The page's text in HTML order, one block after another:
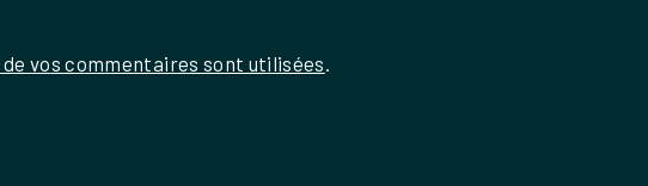
vos commentaires sont utilisées.